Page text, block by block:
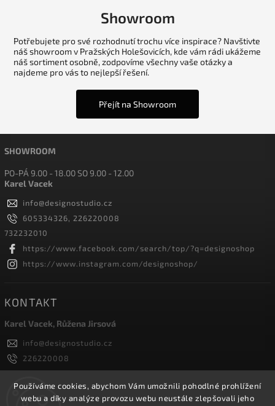
Používáme cookies, abychom Vám umožnili pohodlné prohlížení
webu a díky analýze provozu webu neustále zlepšovali jeho
Showroom
Potřebujete pro své rozhodnutí trochu více inspirace? Navštivte
náš showroom v Pražských Holešovicích, kde vám rádi ukážeme
náš sortiment osobně, zodpovíme všechny vaše otázky a
najdeme pro vás to nejlepší řešení.
Přejít na Showroom
SHOWROOM
PO-PÁ 9.00 - 18.00 SO 9.00 - 12.00
Karel Vacek
info@designostudio.cz
605334326, 226220008
732232010
https://www.facebook.com/search/top/?q=designoshop
https://www.instagram.com/designoshop/
KONTAKT
Karel Vacek, Růžena Jirsová
info@designostudio.cz
226220008
605334326, 732232010
Designoshop
designoshop